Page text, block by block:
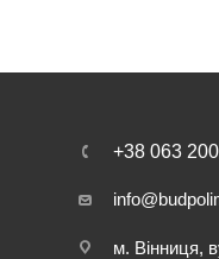
+38 063
м. Вінниця,